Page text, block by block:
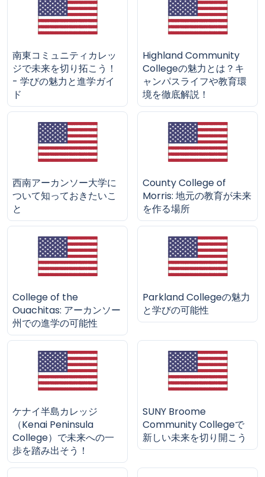
南東コミュニティカレッ
ジで未来を切り拓こう！
- 学びの魅力と進学ガイ
ド
Highland Community
Collegeの魅力とは？キ
ャンパスライフや教育環
境を徹底解説！
西南アーカンソー大学に
ついて知っておきたいこ
と
County College of
Morris: 地元の教育が未来
を作る場所
College of the
Ouachitas: アーカンソー
州での進学の可能性
Parkland Collegeの魅力
と学びの可能性
ケナイ半島カレッジ
（Kenai Peninsula
College）で未来への一
歩を踏み出そう！
SUNY Broome
Community Collegeで
新しい未来を切り開こう